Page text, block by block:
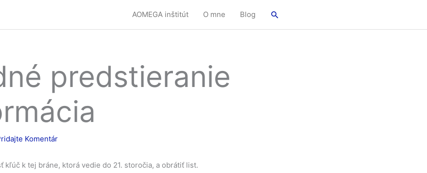
AOMEGA inštitút O mne Blog Hľadať
predstieranie
Komentár
kľúč k tej bráne, ktorá vedie do 21. storočia, a obrátiť list.